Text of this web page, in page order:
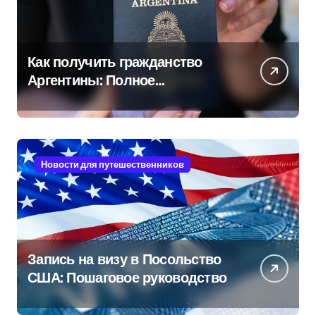
Как получить гражданство
Аргентины: Полное
руководство
Новости для путешественников
Запись на визу в Посольство
США: Пошаговое руководство